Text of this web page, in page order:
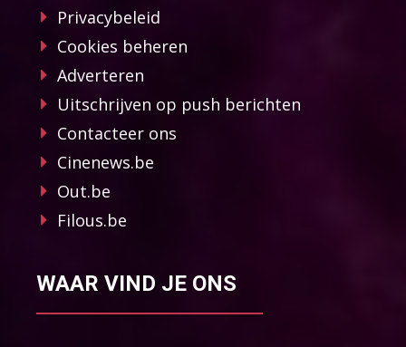
Privacybeleid
Cookies beheren
Adverteren
Uitschrijven op push berichten
Contacteer ons
Cinenews.be
Out.be
Filous.be
WAAR VIND JE ONS